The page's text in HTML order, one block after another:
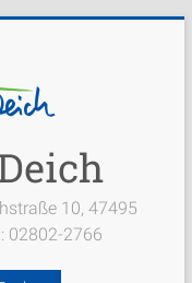
10, 47495
02802-2766